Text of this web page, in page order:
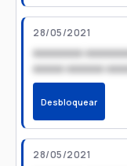
28/05/2021
xxxxxxxx
xxxxx xxxxxx
Desbloquear
28/05/2021